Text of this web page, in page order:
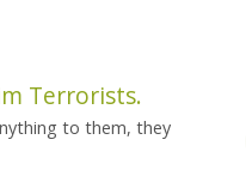
Terrorists.
to them, they